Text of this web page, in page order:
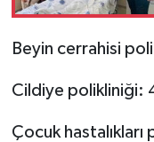
Beyin cerrahisi
Cildiye polikliniği:
Çocuk